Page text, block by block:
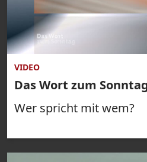
VIDEO
Das Wort zum
Wer spricht mit wem?